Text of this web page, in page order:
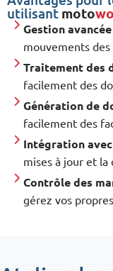
utilisant moto
Gestion
mouvements des
Traitement des
facilement des
Génération de
facilement des
Intégration
mises à jour et
Contrôle des
gérez vos